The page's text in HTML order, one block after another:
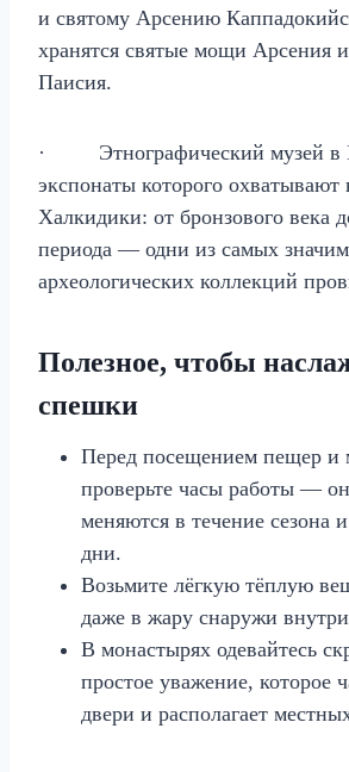
и святому Арсению
хранятся святые мощи Арсения
Паисия.
· Этнографический музей в
экспонаты которого охватывают
Халкидики: от бронзового века
периода — одни из самых
археологических коллекций
Полезное, чтобы
спешки
Перед посещением пещер и
проверьте часы работы —
меняются в течение сезона
дни.
Возьмите лёгкую тёплую
даже в жару снаружи
В монастырях одевайтесь
простое уважение, которое
двери и располагает